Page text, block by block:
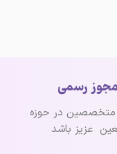
مجوز رسمی
متخصصین در حوزه
عزیز باشد